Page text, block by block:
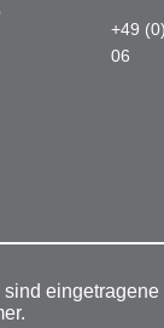
+49
06